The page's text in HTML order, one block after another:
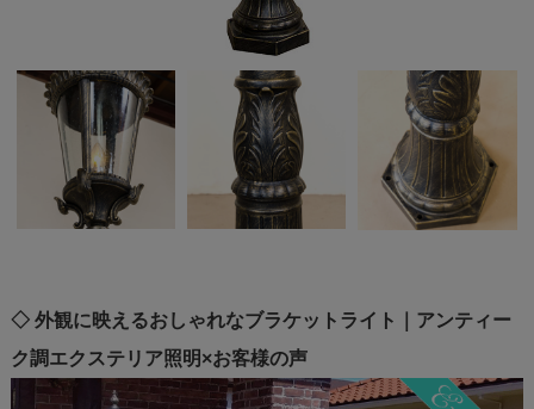
◇ 外観に映えるおしゃれなブラケットライト｜アンティー
ク調エクステリア照明×お客様の声